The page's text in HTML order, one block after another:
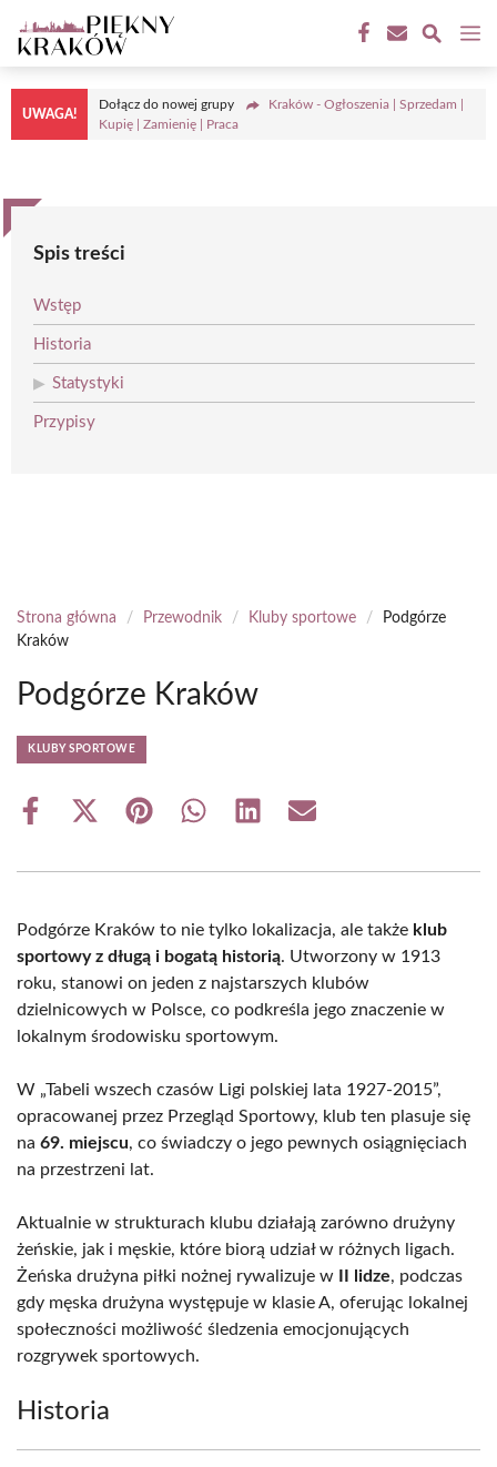
do
treści
UWAGA!
Dołącz do nowej grupy
Kraków - Ogłoszenia | Sprzedam |
Kupię | Zamienię | Praca
Spis treści
Wstęp
Historia
Statystyki
Przypisy
Strona główna / Przewodnik / Kluby sportowe /
Podgórze
Kraków
Podgórze Kraków
KLUBY SPORTOWE
Share
Share
(Twitter)
Share Share Share Share
Podgórze Kraków to nie tylko lokalizacja, ale także klub
sportowy z długą i bogatą historią. Utworzony w 1913
roku, stanowi on jeden z najstarszych klubów
dzielnicowych w Polsce, co podkreśla jego znaczenie w
lokalnym środowisku sportowym.
W „Tabeli wszech czasów Ligi polskiej lata 1927-2015”,
opracowanej przez Przegląd Sportowy, klub ten plasuje się
na 69. miejscu, co świadczy o jego pewnych osiągnięciach
na przestrzeni lat.
Aktualnie w strukturach klubu działają zarówno drużyny
żeńskie, jak i męskie, które biorą udział w różnych ligach.
Żeńska drużyna piłki nożnej rywalizuje w
II lidze, podczas
gdy męska drużyna występuje w klasie A, oferując lokalnej
społeczności możliwość śledzenia emocjonujących
rozgrywek sportowych.
Historia